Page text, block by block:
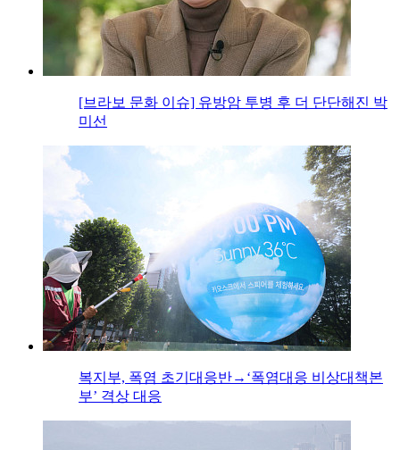
[브라보 문화 이슈] 유방암 투병 후 더 단단해진 박
미선
복지부, 폭염 초기대응반→‘폭염대응 비상대책본
부’ 격상 대응